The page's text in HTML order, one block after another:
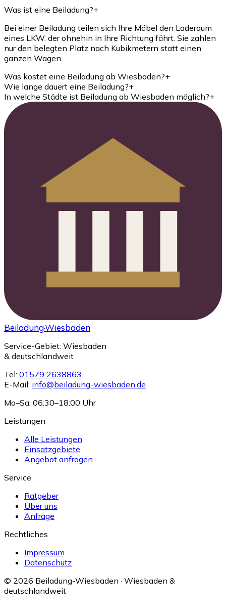
Was ist eine Beiladung?+
Bei einer Beiladung teilen sich Ihre Möbel den Laderaum
eines LKW, der ohnehin in Ihre Richtung fährt. Sie zahlen
nur den belegten Platz nach Kubikmetern statt einen
ganzen Wagen.
Was kostet eine Beiladung ab Wiesbaden?+
Wie lange dauert eine Beiladung?+
In welche Städte ist Beiladung ab Wiesbaden möglich?+
Beiladung·Wiesbaden
Service-Gebiet: Wiesbaden
& deutschlandweit
Tel: 01579 2638863
E-Mail: info@beiladung-wiesbaden.de
Mo–Sa: 06:30–18:00 Uhr
Leistungen
Alle Leistungen
Einsatzgebiete
Angebot anfragen
Service
Ratgeber
Über uns
Anfrage
Rechtliches
Impressum
Datenschutz
© 2026 Beiladung-Wiesbaden · Wiesbaden &
deutschlandweit